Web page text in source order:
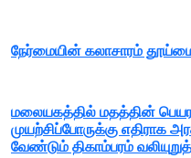
நேர்மையின் கலாசாரம்
மலையகத்தில் மதத்தின்
முயற்சிப்போருக்கு எதிராக
வேண்டும் திகாம்பரம்